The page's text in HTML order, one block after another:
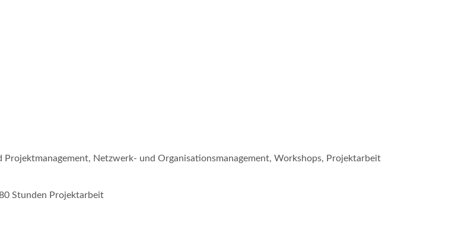
Netzwerk- und Organisationsmanagement, Workshops, Projektarbeit
Stunden Projektarbeit